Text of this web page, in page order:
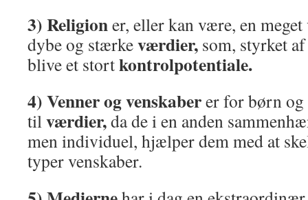
3) Religioner, eller kan være, en
dybe og stærkeværdier, som, styrket
blive et stortkontrolpotentiale.
4) Venner og venskaberer for børn
tilværdier,da de i en anden
men individuel, hjælper dem med at
typer venskaber.